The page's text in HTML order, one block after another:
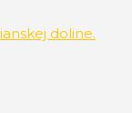
doline.